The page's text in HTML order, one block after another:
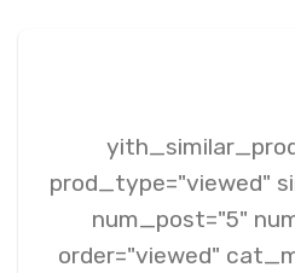
prod_type="viewed"
num_post="5"
order="viewed"